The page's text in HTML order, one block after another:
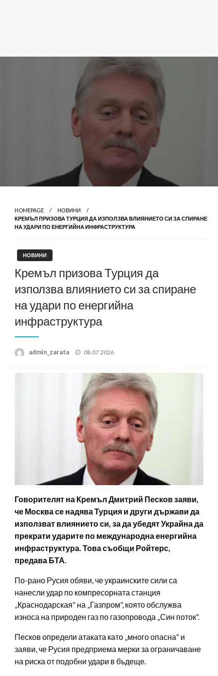
HOMEPAGE
НОВИНИ
КРЕМЪЛ ПРИЗОВА ТУРЦИЯ ДА ИЗПОЛЗВА ВЛИЯНИЕТО СИ ЗА СПИРАНЕ
НА УДАРИ ПО ЕНЕРГИЙНА ИНФРАСТРУКТУРА
НОВИНИ
Кремъл призова Турция да
използва влиянието си за спиране
на удари по енергийна
инфраструктура
admin_zarata
Posted
08.07.2026
Говорителят на Кремъл Дмитрий Песков заяви,
че Москва се надява Турция и други държави да
използват влиянието си, за да убедят Украйна да
прекрати ударите по международна енергийна
инфраструктура. Това съобщи Ройтерс,
предава БТА.
По-рано Русия обяви, че украинските сили са
нанесли удар по компресорната станция
„Краснодарская“ на „Газпром“, която обслужва
износа на природен газ по газопровода „Син поток“.
Песков определи атаката като „много опасна“ и
заяви, че Русия предприема мерки за ограничаване
на риска от подобни удари в бъдеще.